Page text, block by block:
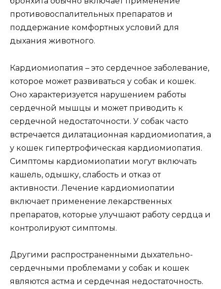
противовоспалительных препаратов и
поддержание комфортных условий для
дыхания животного.
Кардиомиопатия – это сердечное заболевание,
которое может развиваться у собак и кошек.
Оно характеризуется нарушением работы
сердечной мышцы и может приводить к
сердечной недостаточности. У собак часто
встречается дилатационная кардиомиопатия, а
у кошек гипертрофическая кардиомиопатия.
Симптомы кардиомиопатии могут включать
кашель, одышку, слабость и отказ от
активности. Лечение кардиомиопатии
включает применение лекарственных
препаратов, которые улучшают работу сердца и
контролируют симптомы.
Другими распространенными дыхательно-
сердечными проблемами у собак и кошек
являются астма и сердечная недостаточность.